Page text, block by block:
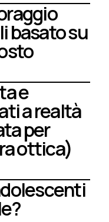
basato su
e
a realtà
per
ottica)